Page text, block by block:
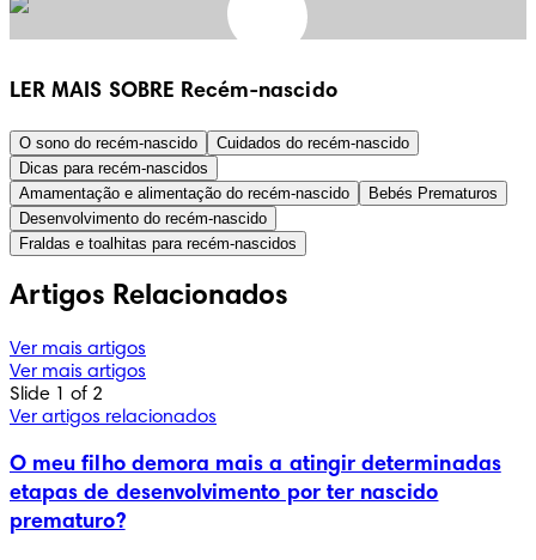
LER MAIS SOBRE Recém-nascido
O sono do recém-nascido
Cuidados do recém-nascido
Dicas para recém-nascidos
Amamentação e alimentação do recém-nascido
Bebés Prematuros
Desenvolvimento do recém-nascido
Fraldas e toalhitas para recém-nascidos
Artigos Relacionados
Ver mais artigos
Ver mais artigos
Slide 1 of 2
Ver artigos relacionados
O meu filho demora mais a atingir determinadas
etapas de desenvolvimento por ter nascido
prematuro?